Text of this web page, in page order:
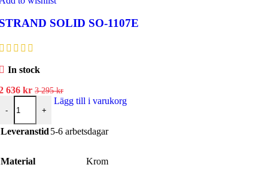
SOLID SO-1107E
In stock
636 krDet
nuvarande
priset
är:
2
3 295kr
-
SOLID SO-1107E mängd
+
Lägg till i varukorg
Leveranstid 5-6 arbetsdagar
Material Krom